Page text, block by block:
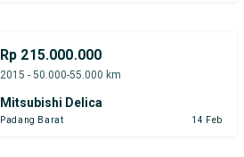
Rp 215.000.000
2015 - 50.000-55.000 km
Mitsubishi Delica
Padang Barat 14 Feb